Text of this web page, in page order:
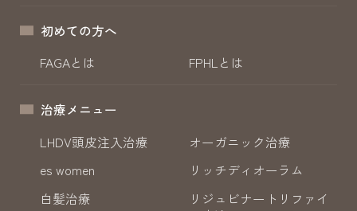
初めての方へ
FAGAとは
FPHLとは
治療メニュー
LHDV頭皮注入治療
オーガニック治療
es women
リッチディオーラム
白髪治療
リジュビナートリファイ